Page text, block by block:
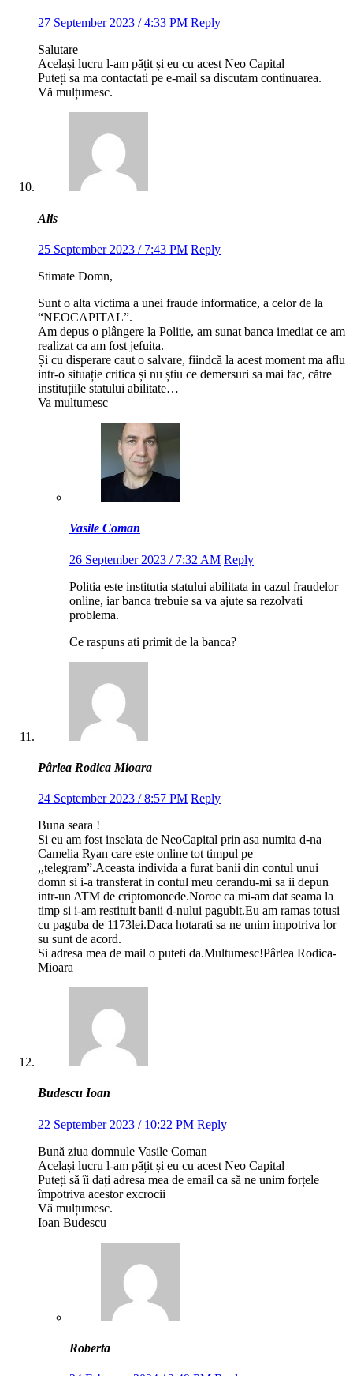
27 September 2023 / 4:33 PM Reply
Salutare
Același lucru l-am pățit și eu cu acest Neo Capital
Puteți sa ma contactati pe e-mail sa discutam continuarea.
Vă mulțumesc.
Alis
25 September 2023 / 7:43 PM Reply
Stimate Domn,
Sunt o alta victima a unei fraude informatice, a celor de la
“NEOCAPITAL”.
Am depus o plângere la Politie, am sunat banca imediat ce am
realizat ca am fost jefuita.
Și cu disperare caut o salvare, fiindcă la acest moment ma aflu
intr-o situație critica și nu știu ce demersuri sa mai fac, către
instituțiile statului abilitate…
Va multumesc
Vasile Coman
26 September 2023 / 7:32 AM Reply
Politia este institutia statului abilitata in cazul fraudelor
online, iar banca trebuie sa va ajute sa rezolvati
problema.
Ce raspuns ati primit de la banca?
Pârlea Rodica Mioara
24 September 2023 / 8:57 PM Reply
Buna seara !
Si eu am fost inselata de NeoCapital prin asa numita d-na
Camelia Ryan care este online tot timpul pe
,,telegram”.Aceasta individa a furat banii din contul unui
domn si i-a transferat in contul meu cerandu-mi sa ii depun
intr-un ATM de criptomonede.Noroc ca mi-am dat seama la
timp si i-am restituit banii d-nului pagubit.Eu am ramas totusi
cu paguba de 1173lei.Daca hotarati sa ne unim impotriva lor
su sunt de acord.
Si adresa mea de mail o puteti da.Multumesc!Pârlea Rodica-
Mioara
Budescu Ioan
22 September 2023 / 10:22 PM Reply
Bună ziua domnule Vasile Coman
Același lucru l-am pățit și eu cu acest Neo Capital
Puteți să îi dați adresa mea de email ca să ne unim forțele
împotriva acestor excrocii
Vă mulțumesc.
Ioan Budescu
Roberta